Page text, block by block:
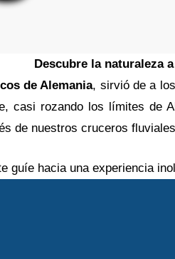
Descubre la naturaleza
de Alemania, sirvió de a
casi rozando los límites
de nuestros cruceros
guíe hacia una experiencia